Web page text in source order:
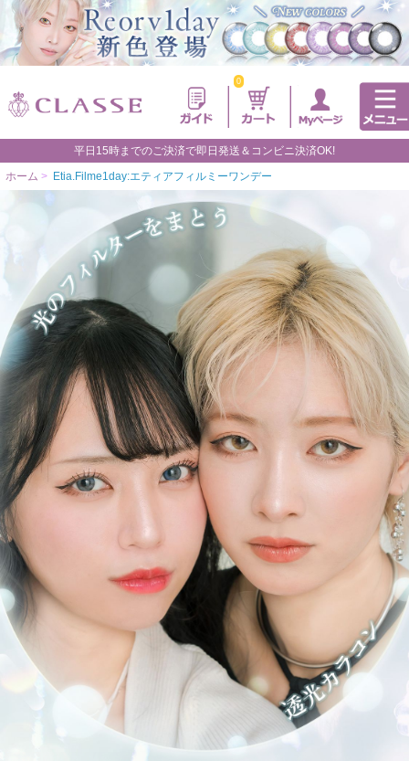
0
平日15時までのご決済で即日発送＆コンビニ決済OK!
ホーム > Etia.Filme1day:エティアフィルミーワンデー